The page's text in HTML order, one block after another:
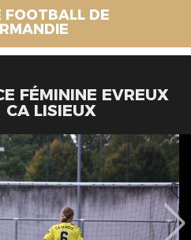
FOOTBALL DE
FÉMININE EVREUX
CA LISIEUX